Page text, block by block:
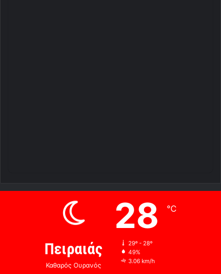
Πειραιάς
Καθαρός Ουρανός
28 ℃
29º - 28º
49%
3.06 km/h